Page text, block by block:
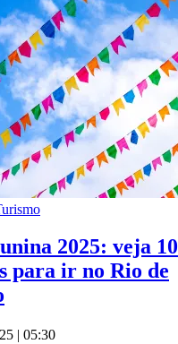
2025: veja 10
para ir no Rio de
| 05:30